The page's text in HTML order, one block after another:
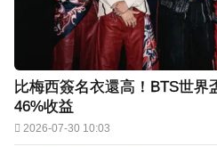
比梅西簽名衣還高！BTS世界
46%收益
2026-07-30 10:03